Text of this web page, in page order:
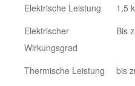
Elektrische Leistung
1,5
Elektrischer
Wirkungsgrad
Bis
Thermische Leistung
bis